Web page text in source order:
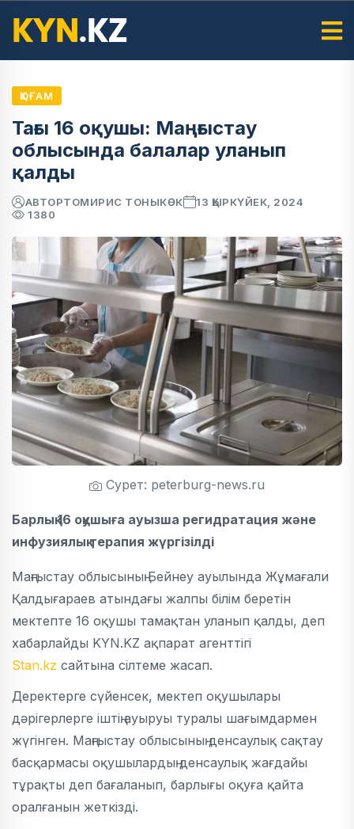
ҚОҒАМ
Тағы 16 оқушы: Маңғыстау
облысында балалар уланып
қалды
АВТОРТОМИРИС ТОНЫКӨК
13 ҚЫРКҮЙЕК, 2024
1380
Сурет: peterburg-news.ru
Барлық 16 оқушыға ауызша регидратация және
инфузиялық терапия жүргізілді
Маңғыстау облысының Бейнеу ауылында Жұмағали
Қалдығараев атындағы жалпы білім беретін
мектепте 16 оқушы тамақтан уланып қалды, деп
хабарлайды KYN.KZ ақпарат агенттігі
Stan.kz сайтына сілтеме жасап.
Деректерге сүйенсек, мектеп оқушылары
дәрігерлерге іштің ауыруы туралы шағымдармен
жүгінген. Маңғыстау облысының денсаулық сақтау
басқармасы оқушылардың денсаулық жағдайы
тұрақты деп бағаланып, барлығы оқуға қайта
оралғанын жеткізді.